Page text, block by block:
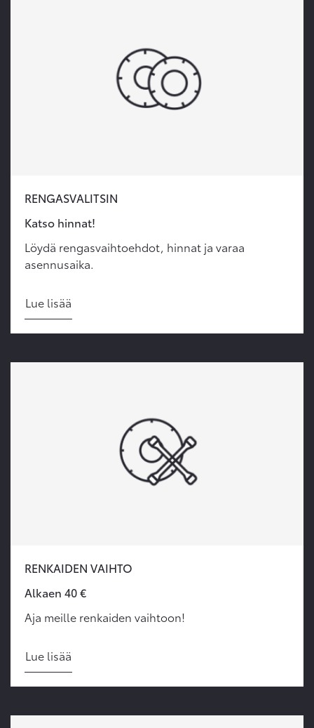
RENGASVALITSIN
Katso hinnat!
Löydä rengasvaihtoehdot, hinnat ja varaa
asennusaika.
Lue lisää
RENKAIDEN VAIHTO
Alkaen 40 €
Aja meille renkaiden vaihtoon!
Lue lisää